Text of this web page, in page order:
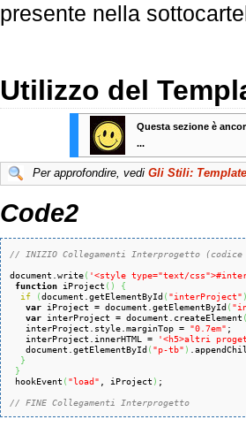
presente nella
Utilizzo del
Questa sezione è
...
Per approfondire, vedi Gli Stili: Template
Code2
// INIZIO Collegamenti Interprogetto (codice
document.write( '<style type="text/
function iProject ( )
{
if
(document.getElementById( "interProject"
var iProject = document.getElementById(
var interProject = document.createElement
   interProject.style.marginTop =
"0.7em" ;
   interProject.innerHTML =
'<h5>altri
   document.getElementById
( "p-tb" )
}
}
hookEvent ( "load" , iProject ) ;
// FINE Collegamenti Interprogetto